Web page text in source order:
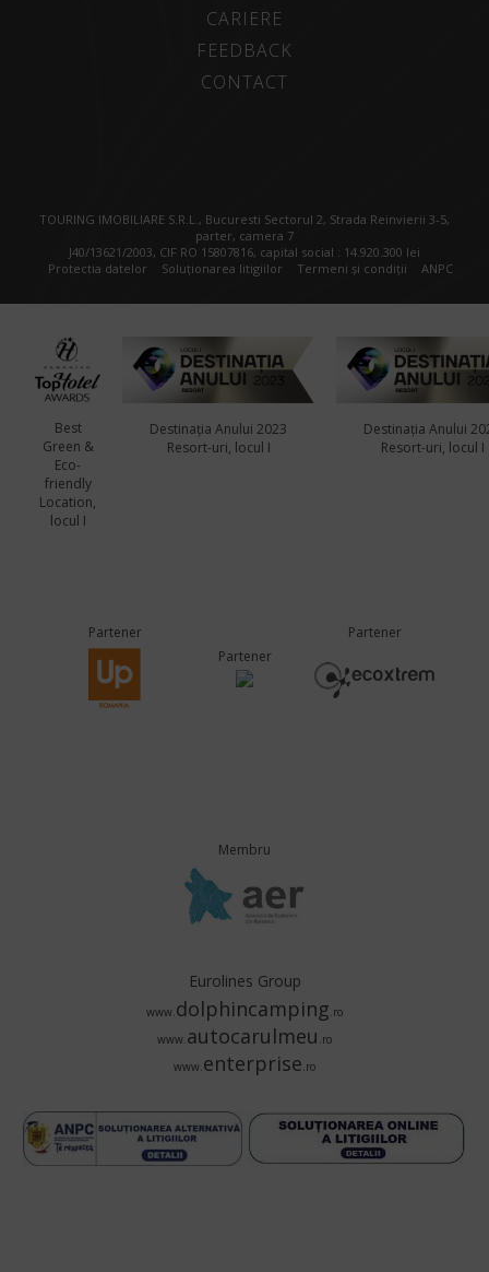
CARIERE
FEEDBACK
CONTACT
TOURING IMOBILIARE S.R.L., Bucuresti Sectorul 2, Strada Reinvierii 3-5,
parter, camera 7
J40/13621/2003, CIF RO 15807816, capital social : 14.920.300 lei
Protectia datelor
Soluționarea litigiilor Termeni și condiții ANPC
Best
Green &
Eco-
friendly
Location,
locul I
Destinația Anului 2023
Resort-uri, locul I
Destinația Anului
Resort-uri, locul I
Partener
Partener
Partener
Membru
Eurolines Group
www.dolphincamping.ro
www.autocarulmeu .ro
www.enterprise.ro